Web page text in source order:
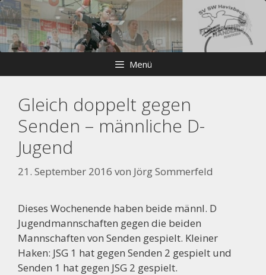
Zum
Inhalt
springen
Skip
to
content
Menü
Gleich doppelt gegen
Senden – männliche D-
Jugend
21. September 2016 von Jörg Sommerfeld
Dieses Wochenende haben beide männl. D
Jugendmannschaften gegen die beiden
Mannschaften von Senden gespielt. Kleiner
Haken: JSG 1 hat gegen Senden 2 gespielt und
Senden 1 hat gegen JSG 2 gespielt.